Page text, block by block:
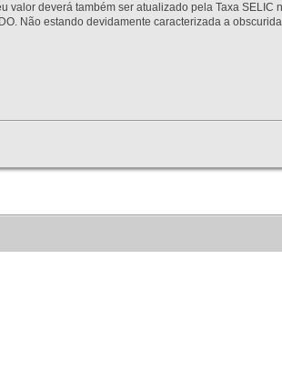
deverá também ser atualizado pela Taxa SELIC
Não estando devidamente caracterizada a